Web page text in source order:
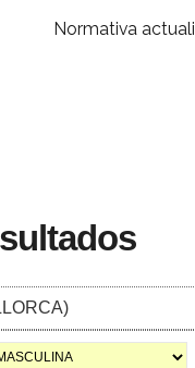
Normativa